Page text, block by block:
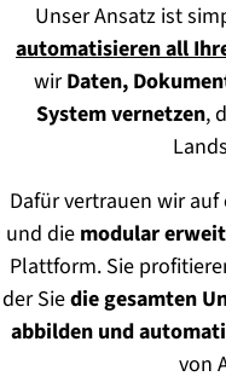
Unser Ansatz ist
automatisieren all
wirDaten,
System vernetzen,
Dafür vertrauen wir auf
und die modular
Plattform. Sie
der Siedie gesamten
abbilden und
von